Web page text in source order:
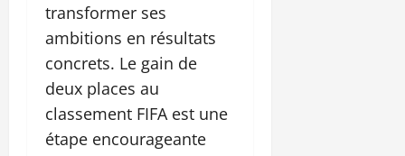
transformer ses
ambitions en résultats
concrets. Le gain de
deux places au
classement FIFA est une
étape encourageante